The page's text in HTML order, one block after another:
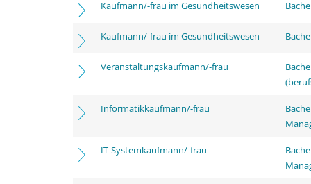
Kaufmann/-frau im Gesundheitswesen
Kaufmann/-frau im Gesundheitswesen
Veranstaltungskaufmann/-frau
Informatikkaufmann/-frau
IT-Systemkaufmann/-frau